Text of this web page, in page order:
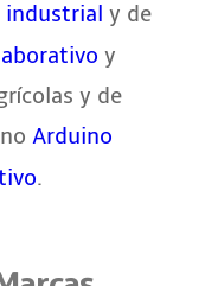
industrial y de
y
y de
noArduino
.